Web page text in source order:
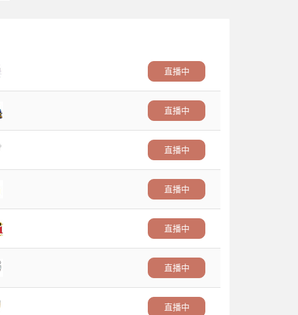
直播中
直播中
直播中
直播中
直播中
直播中
直播中